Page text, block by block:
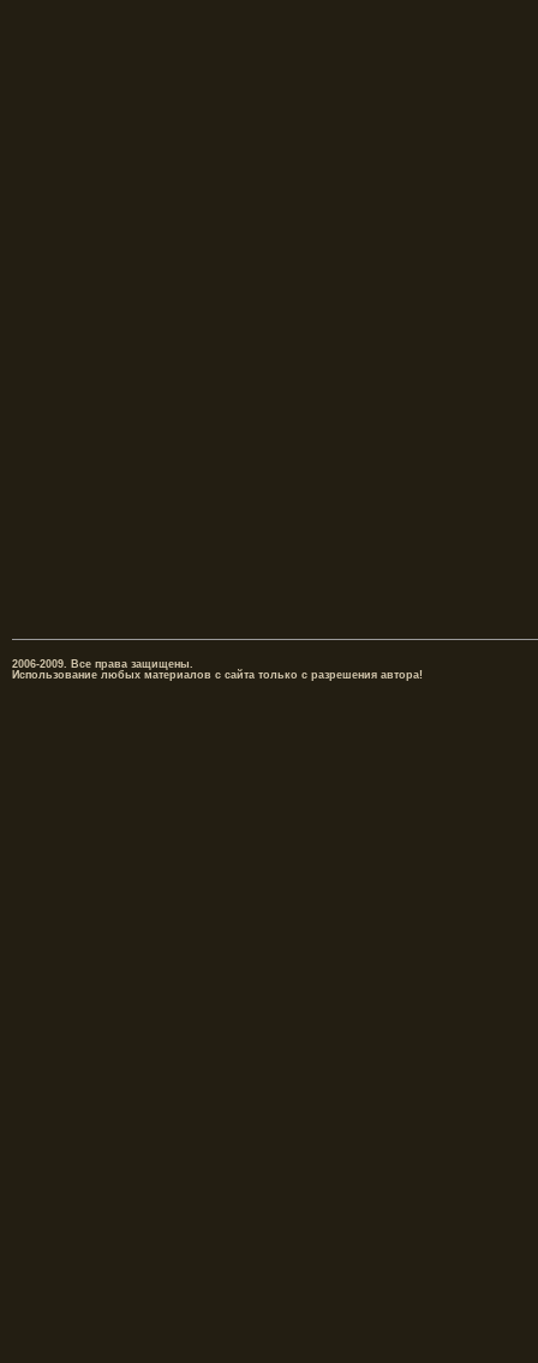
2006-2009. Все права защищены.
Использование любых материалов с сайта только с разрешения автора!